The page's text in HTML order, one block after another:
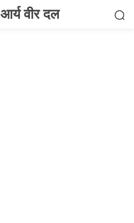
आर्य वीर दल